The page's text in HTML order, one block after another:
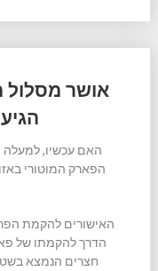
אושר מסלול
הפארק המוטורי
האישורים להקמת
הדרך להקמתו של
חצרים הנמצא